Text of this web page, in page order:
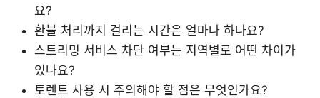
요?
환불 처리까지 걸리는 시간은 얼마나 하나요?
스트리밍 서비스 차단 여부는 지역별로 어떤 차이가
있나요?
토렌트 사용 시 주의해야 할 점은 무엇인가요?